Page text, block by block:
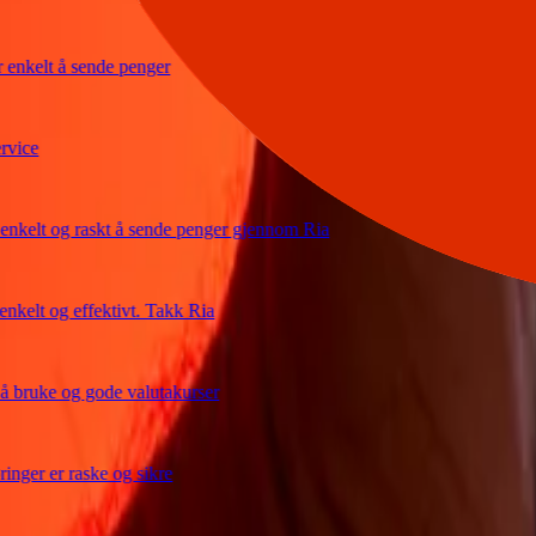
å sende penger
og raskt å sende penger gjennom Ria
og effektivt. Takk Ria
og gode valutakurser
er raske og sikre